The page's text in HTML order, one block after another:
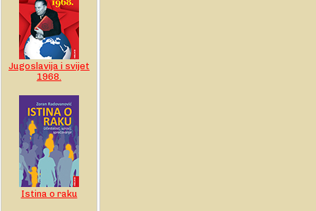
Jugoslavija i svijet
1968.
Istina o raku